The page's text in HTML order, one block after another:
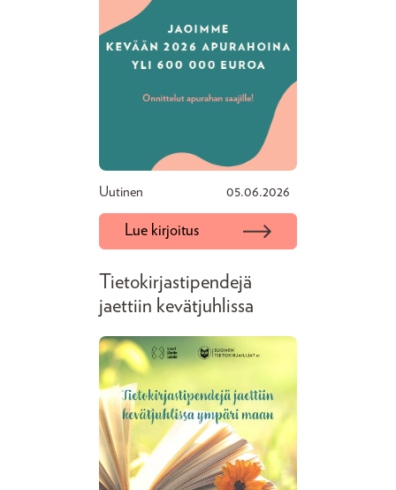
Uutinen 05.06.2026
Lue kirjoitus
Tietokirjastipendejä
jaettiin kevätjuhlissa